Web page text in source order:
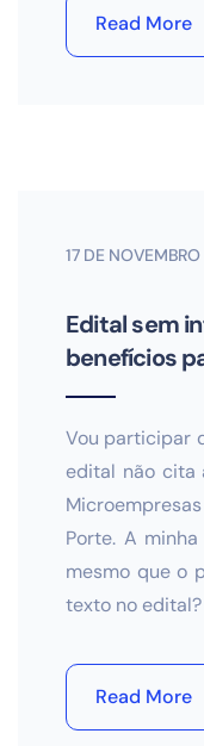
Read More
17 DE
Edital sem
benefícios
Vou participar
edital não cita
Porte. A
mesmo que o
texto no edital?
Read More